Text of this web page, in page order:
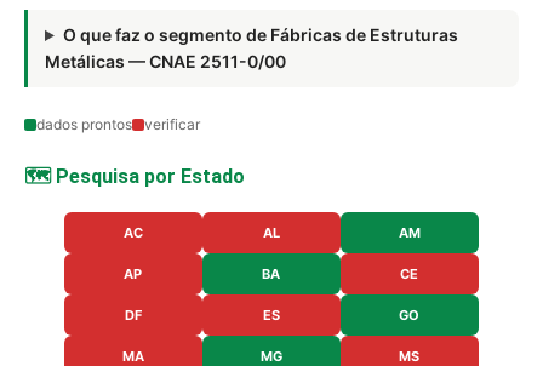
O que faz o segmento de Fábricas de Estruturas
Metálicas — CNAE 2511-0/00
dados prontos verificar
🗺️ Pesquisa por Estado
AC AL AM
AP BA CE
DF ES GO
MA MG MS